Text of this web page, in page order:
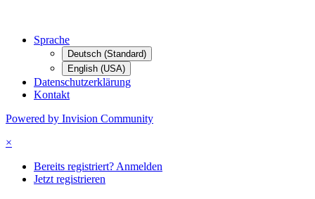
Sprache
Deutsch (Standard)
English (USA)
Datenschutzerklärung
Kontakt
Powered by Invision Community
×
Bereits registriert? Anmelden
Jetzt registrieren